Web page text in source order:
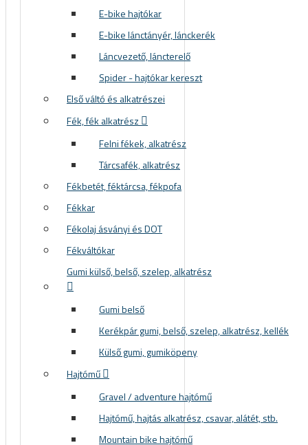
E-bike hajtókar
E-bike lánctányér, lánckerék
Láncvezető, láncterelő
Spider - hajtókar kereszt
Első váltó és alkatrészei
Fék, fék alkatrész
Felni fékek, alkatrész
Tárcsafék, alkatrész
Fékbetét, féktárcsa, fékpofa
Fékkar
Fékolaj ásványi és DOT
Fékváltókar
Gumi külső, belső, szelep, alkatrész
Gumi belső
Kerékpár gumi, belső, szelep, alkatrész, kellék
Külső gumi, gumiköpeny
Hajtómű
Gravel / adventure hajtómű
Hajtómű, hajtás alkatrész, csavar, alátét, stb.
Mountain bike hajtómű